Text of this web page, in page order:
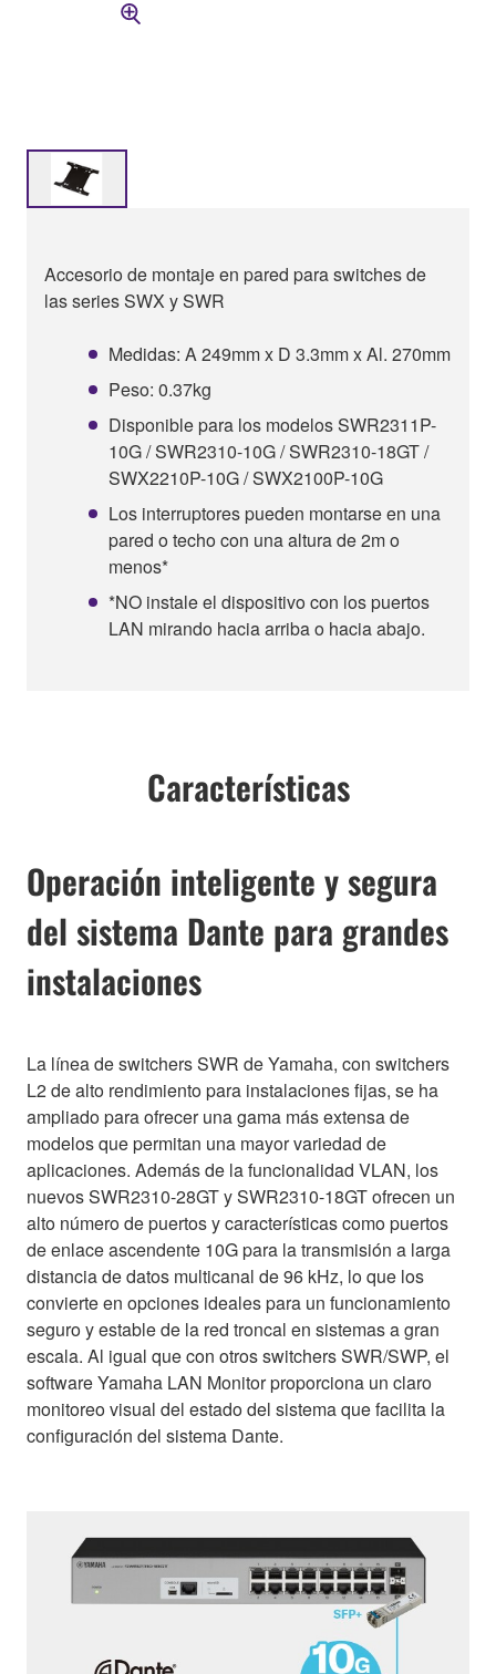
Accesorio de montaje en pared para switches de
las series SWX y SWR
Medidas: A 249mm x D 3.3mm x Al. 270mm
Peso: 0.37kg
Disponible para los modelos SWR2311P-
10G / SWR2310-10G / SWR2310-18GT /
SWX2210P-10G / SWX2100P-10G
Los interruptores pueden montarse en una
pared o techo con una altura de 2m o
menos*
*NO instale el dispositivo con los puertos
LAN mirando hacia arriba o hacia abajo.
Características
Operación inteligente y segura
del sistema Dante para grandes
instalaciones
La línea de switchers SWR de Yamaha, con switchers
L2 de alto rendimiento para instalaciones fijas, se ha
ampliado para ofrecer una gama más extensa de
modelos que permitan una mayor variedad de
aplicaciones. Además de la funcionalidad VLAN, los
nuevos SWR2310-28GT y SWR2310-18GT ofrecen un
alto número de puertos y características como puertos
de enlace ascendente 10G para la transmisión a larga
distancia de datos multicanal de 96 kHz, lo que los
convierte en opciones ideales para un funcionamiento
seguro y estable de la red troncal en sistemas a gran
escala. Al igual que con otros switchers SWR/SWP, el
software Yamaha LAN Monitor proporciona un claro
monitoreo visual del estado del sistema que facilita la
configuración del sistema Dante.